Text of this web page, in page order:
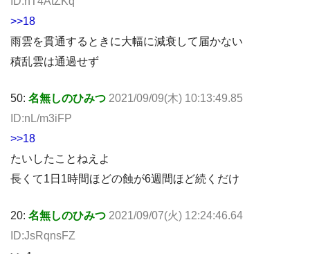
>>18
雨雲を貫通するときに大幅に減衰して届かない
積乱雲は通過せず
50: 名無しのひみつ 2021/09/09(木) 10:13:49.85
ID:nL/m3iFP
>>18
たいしたことねえよ
長くて1日1時間ほどの蝕が6週間ほど続くだけ
20: 名無しのひみつ 2021/09/07(火) 12:24:46.64
ID:JsRqnsFZ